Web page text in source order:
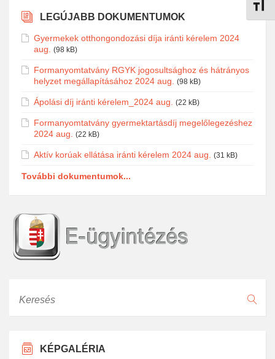
LEGÚJABB DOKUMENTUMOK
Gyermekek otthongondozási díja iránti kérelem 2024
aug.
(98 kB)
Formanyomtatvány RGYK jogosultsághoz és hátrányos
helyzet megállapításához 2024 aug.
(98 kB)
Ápolási díj iránti kérelem_2024 aug. (22 kB)
Formanyomtatvány gyermektartásdíj megelőlegezéshez
2024 aug.
(22 kB)
Aktív korúak ellátása iránti kérelem 2024 aug. (31 kB)
További dokumentumok...
KÉPGALÉRIA